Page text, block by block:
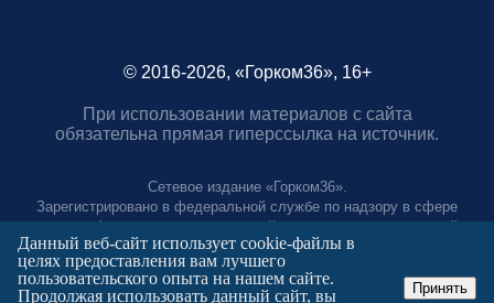
© 2016-2026, «Горком36», 16+
При использовании материалов с сайта
обязательна прямая гиперссылка на источник.
Сетевое издание «Горком36».
Зарегистрировано в федеральной службе по надзору в сфере
связи, информационных технологий и массовых коммуникаций.
Регистрационный номер ЭЛ № ФС77-88966 от 21 января 2025 г.
Учредитель: Муниципальное автономное учреждение "Агентство
городских коммуникаций"
Данный веб-сайт использует cookie-файлы в
целях предоставления вам лучшего
пользовательского опыта на нашем сайте.
Продолжая использовать данный сайт, вы
Принять